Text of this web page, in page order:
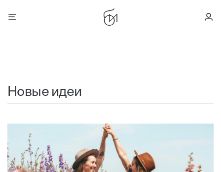
Новые идеи